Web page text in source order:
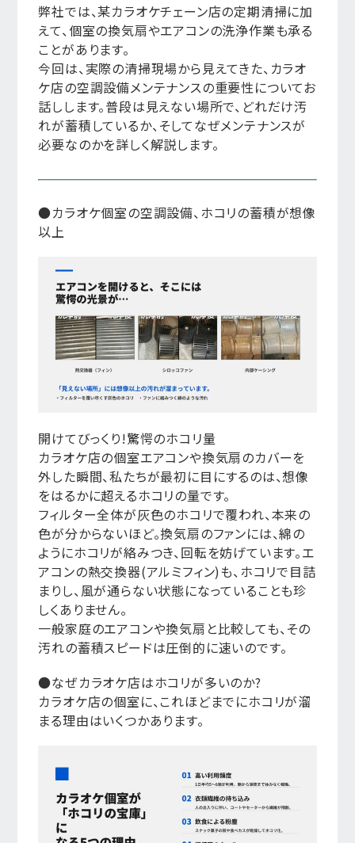
弊社では、某カラオケチェーン店の定期清掃に加
えて、個室の換気扇やエアコンの洗浄作業も承る
ことがあります。
今回は、実際の清掃現場から見えてきた、カラオ
ケ店の空調設備メンテナンスの重要性についてお
話しします。普段は見えない場所で、どれだけ汚
れが蓄積しているか、そしてなぜメンテナンスが
必要なのかを詳しく解説します。
●カラオケ個室の空調設備、ホコリの蓄積が想像
以上
開けてびっくり!驚愕のホコリ量
カラオケ店の個室エアコンや換気扇のカバーを
外した瞬間、私たちが最初に目にするのは、想像
をはるかに超えるホコリの量です。
フィルター全体が灰色のホコリで覆われ、本来の
色が分からないほど。換気扇のファンには、綿の
ようにホコリが絡みつき、回転を妨げています。エ
アコンの熱交換器(アルミフィン)も、ホコリで目詰
まりし、風が通らない状態になっていることも珍
しくありません。
一般家庭のエアコンや換気扇と比較しても、その
汚れの蓄積スピードは圧倒的に速いのです。
●なぜカラオケ店はホコリが多いのか?
カラオケ店の個室に、これほどまでにホコリが溜
まる理由はいくつかあります。